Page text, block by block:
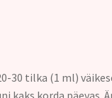
30 tilka (1 ml)
kaks korda päevas.